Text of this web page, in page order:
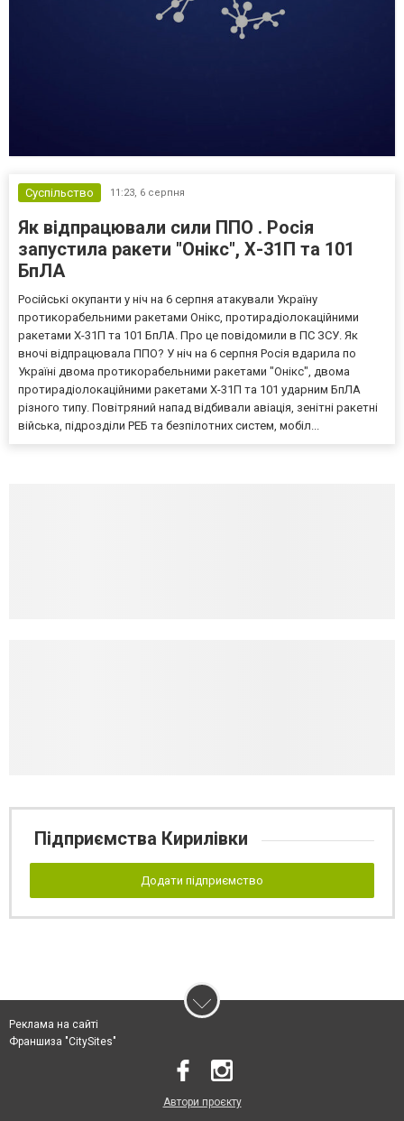
Суспільство 11:23, 6 серпня
Як відпрацювали сили ППО . Росія
запустила ракети "Онікс", Х-31П та 101
БпЛА
Російські окупанти у ніч на 6 серпня атакували Україну
протикорабельними ракетами Онікс, протирадіолокаційними
ракетами Х-31П та 101 БпЛА. Про це повідомили в ПС ЗСУ. Як
вночі відпрацювала ППО? У ніч на 6 серпня Росія вдарила по
Україні двома протикорабельними ракетами "Онікс", двома
протирадіолокаційними ракетами Х-31П та 101 ударним БпЛА
різного типу. Повітряний напад відбивали авіація, зенітні ракетні
війська, підрозділи РЕБ та безпілотних систем, мобіл...
Підприємства Кирилівки
Додати підприємство
Реклама на сайті
Франшиза "CitySites"
Автори проєкту